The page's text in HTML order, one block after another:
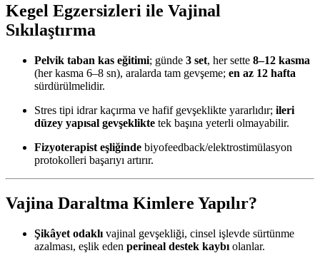
Kegel Egzersizleri ile Vajinal
Sıkılaştırma
Pelvik taban kas eğitimi; günde 3 set, her sette 8–12 kasma
(her kasma 6–8 sn), aralarda tam gevşeme; en az 12 hafta
sürdürülmelidir.
Stres tipi idrar kaçırma ve hafif gevşeklikte yararlıdır; ileri
düzey yapısal gevşeklikte tek başına yeterli olmayabilir.
Fizyoterapist eşliğinde biyofeedback/elektrostimülasyon
protokolleri başarıyı artırır.
Vajina Daraltma Kimlere Yapılır?
Şikâyet odaklı vajinal gevşekliği, cinsel işlevde sürtünme
azalması, eşlik eden perineal destek kaybı olanlar.